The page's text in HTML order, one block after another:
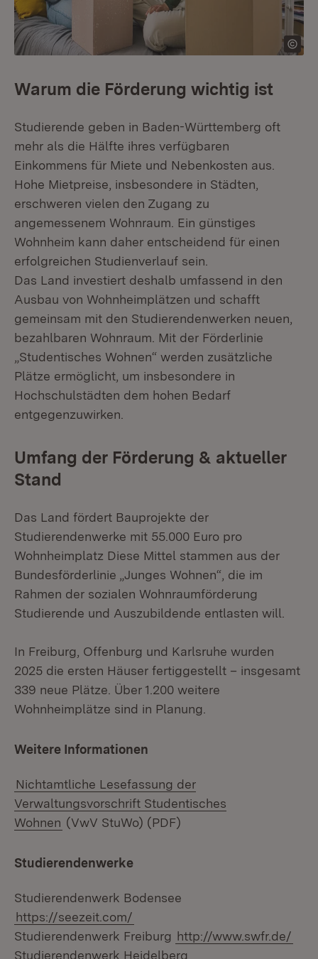
Warum die Förderung wichtig ist
Studierende geben in Baden-Württemberg oft
mehr als die Hälfte ihres verfügbaren
Einkommens für Miete und Nebenkosten aus.
Hohe Mietpreise, insbesondere in Städten,
erschweren vielen den Zugang zu
angemessenem Wohnraum. Ein günstiges
Wohnheim kann daher entscheidend für einen
erfolgreichen Studienverlauf sein.
Das Land investiert deshalb umfassend in den
Ausbau von Wohnheimplätzen und schafft
gemeinsam mit den Studierendenwerken neuen,
bezahlbaren Wohnraum. Mit der Förderlinie
„Studentisches Wohnen“ werden zusätzliche
Plätze ermöglicht, um insbesondere in
Hochschulstädten dem hohen Bedarf
entgegenzuwirken.
Umfang der Förderung & aktueller
Stand
Das Land fördert Bauprojekte der
Studierendenwerke mit 55.000 Euro pro
Wohnheimplatz Diese Mittel stammen aus der
Bundesförderlinie „Junges Wohnen“, die im
Rahmen der sozialen Wohnraumförderung
Studierende und Auszubildende entlasten will.
In Freiburg, Offenburg und Karlsruhe wurden
2025 die ersten Häuser fertiggestellt – insgesamt
339 neue Plätze. Über 1.200 weitere
Wohnheimplätze sind in Planung.
Weitere Informationen
Nichtamtliche Lesefassung der
Verwaltungsvorschrift Studentisches
Wohnen (VwV StuWo) (PDF)
Studierendenwerke
Studierendenwerk Bodensee
https://seezeit.com/
Studierendenwerk Freiburg http://www.swfr.de/
Studierendenwerk Heidelberg